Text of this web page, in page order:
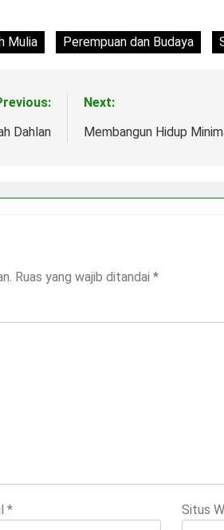
Mulia Perempuan dan Budaya
Dahlan
Next:
Membangun Hidup
Ruas yang wajib ditandai *
* Situs